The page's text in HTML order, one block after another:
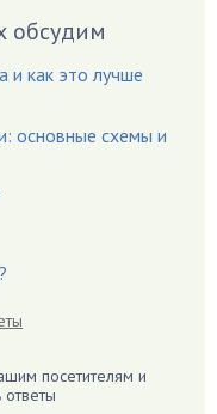
обсудим
и как это лучше
основные схемы и
посетителям и
ответы